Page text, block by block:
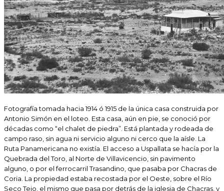
Fotografía tomada hacia 1914 ó 1915 de la única casa construida por
Antonio Simón en el loteo. Esta casa, aún en pie, se conoció por
décadas como “el chalet de piedra”. Está plantada y rodeada de
campo raso, sin agua ni servicio alguno ni cerco que la aísle. La
Ruta Panamericana no existía. El acceso a Uspallata se hacía por la
Quebrada del Toro, al Norte de Villavicencio, sin pavimento
alguno, o por el ferrocarril Trasandino, que pasaba por Chacras de
Coria. La propiedad estaba recostada por el Oeste, sobre el Río
Seco Tejo, el mismo que pasa por detrás de la iglesia de Chacras, y